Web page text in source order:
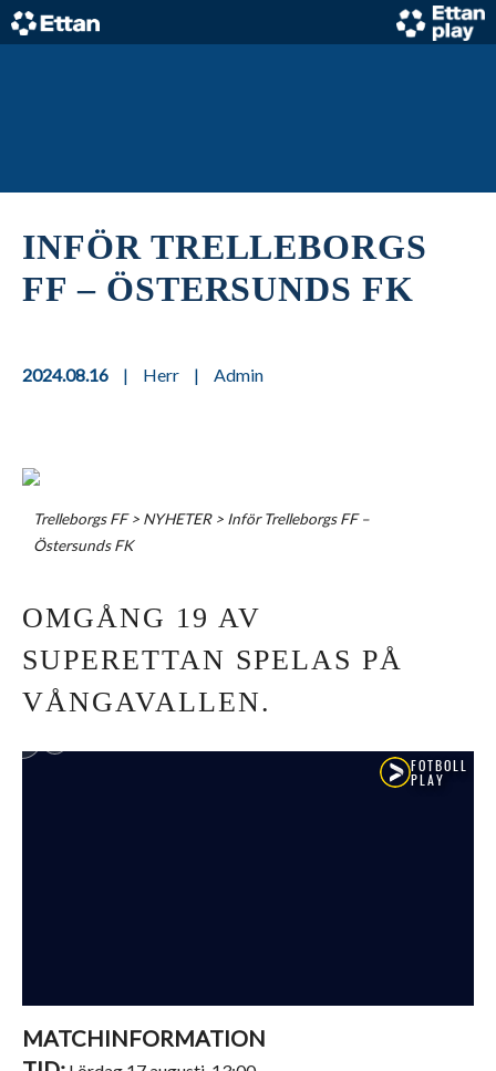
INFÖR TRELLEBORGS
FF – ÖSTERSUNDS FK
2024.08.16 | Herr | Admin
Trelleborgs FF> NYHETER> Inför Trelleborgs FF –
Östersunds FK
OMGÅNG 19 AV
SUPERETTAN SPELAS PÅ
VÅNGAVALLEN.
MATCHINFORMATION